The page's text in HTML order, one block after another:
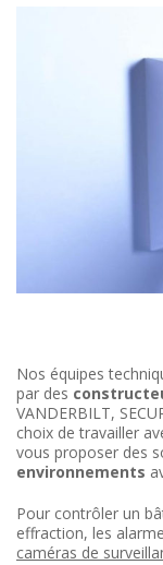
Nos équipes
par des
VANDERBILT,
choix de travailler
vous proposer des
environnements
Pour contrôler un
effraction, les
caméras de